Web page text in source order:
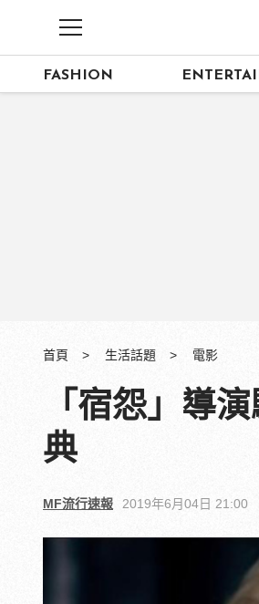
FASHION
首頁 生活話題 電影
「宿怨」導
典
MF流行速報 2019年6月04日 21:00